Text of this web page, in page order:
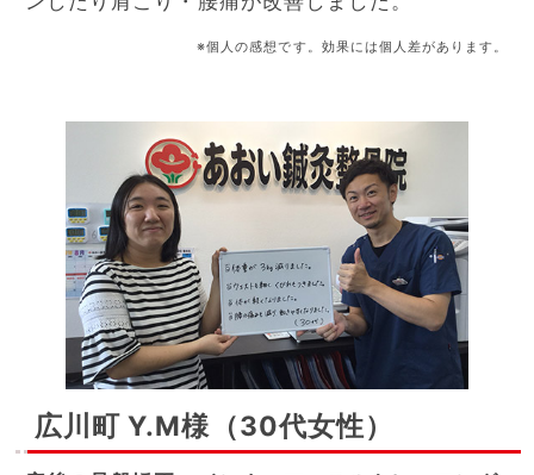
※個人の感想です。効果には個人差があります。
広川町 Y.M様（30代女性）